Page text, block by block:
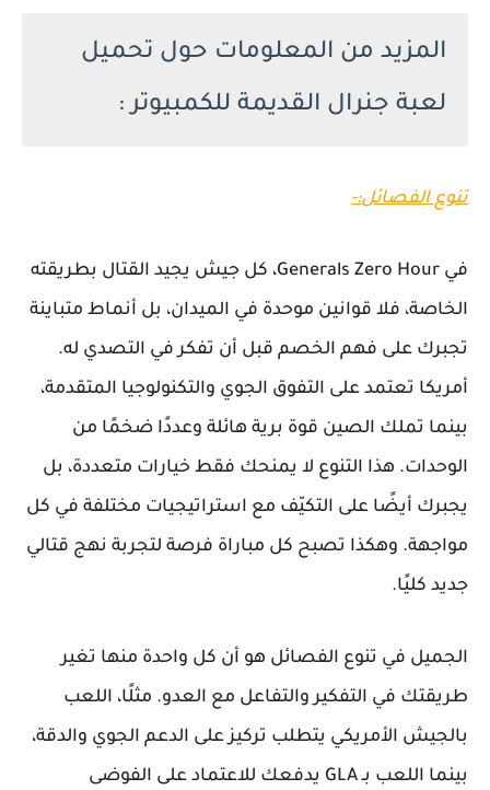
المزيد من المعلومات حول تحميل
لعبة جنرال القديمة للكمبيوتر :
تنوع الفصائل:-
في Generals Zero Hour، كل جيش يجيد القتال بطريقته
الخاصة، فلا قوانين موحدة في الميدان، بل أنماط متباينة
تجبرك على فهم الخصم قبل أن تفكر في التصدي له.
أمريكا تعتمد على التفوق الجوي والتكنولوجيا المتقدمة،
بينما تملك الصين قوة برية هائلة وعددًا ضخمًا من
الوحدات. هذا التنوع لا يمنحك فقط خيارات متعددة، بل
يجبرك أيضًا على التكيّف مع استراتيجيات مختلفة في كل
مواجهة. وهكذا تصبح كل مباراة فرصة لتجربة نهج قتالي
جديد كليًا.
الجميل في تنوع الفصائل هو أن كل واحدة منها تغير
طريقتك في التفكير والتفاعل مع العدو. مثلًا، اللعب
بالجيش الأمريكي يتطلب تركيز على الدعم الجوي والدقة،
بينما اللعب بـ GLA يدفعك للاعتماد على الفوضى